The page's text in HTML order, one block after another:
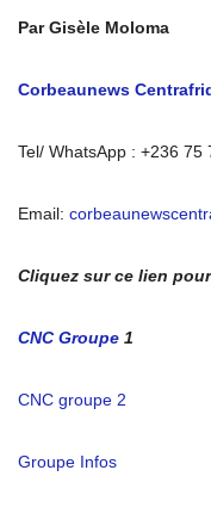
Par Gisèle Moloma
Corbeaunews
Tel/ WhatsApp : +236 75
Email:
Cliquez sur ce lien
CNC Groupe 1
CNC groupe 2
Groupe Infos